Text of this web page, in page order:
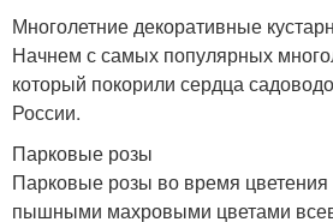
Многолетние декоративные
Начнем с самых популярных
который покорили сердца
России.
Парковые розы
Парковые розы во время
пышными махровыми цветами